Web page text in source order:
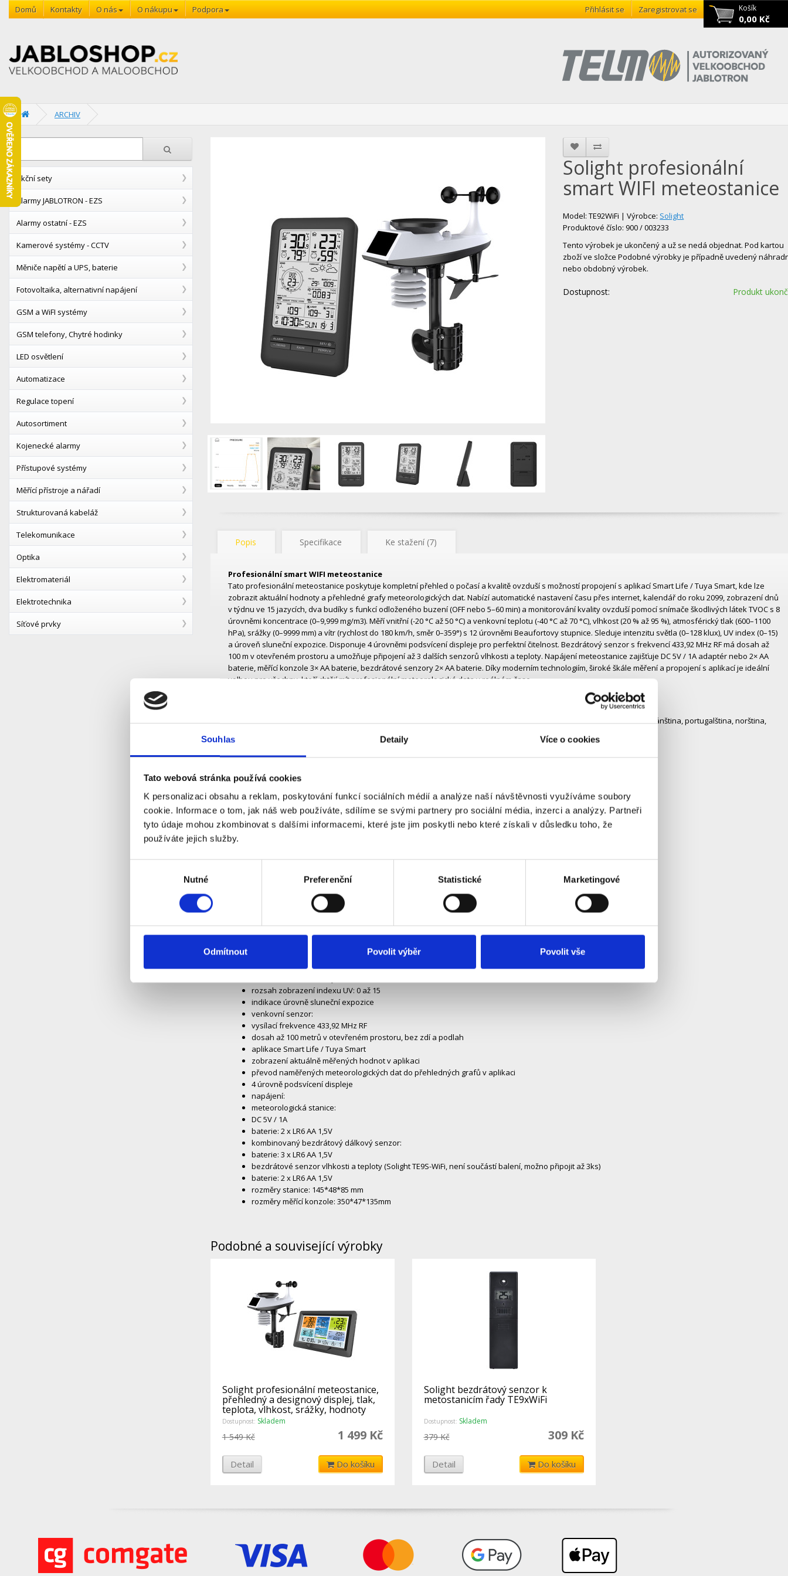
Souhlas Detaily Více o cookies
Tato webová stránka používá cookies
K personalizaci obsahu a reklam, poskytování funkcí sociálních médií a analýze naší návštěvnosti využíváme soubory
cookie. Informace o tom, jak náš web používáte, sdílíme se svými partnery pro sociální média, inzerci a analýzy. Partneři
tyto údaje mohou zkombinovat s dalšími informacemi, které jste jim poskytli nebo které získali v důsledku toho, že
používáte jejich služby.
Nutné Preferenční Statistické Marketingové
Odmítnout Povolit výběr Povolit vše
Košík
0,00 Kč
Domů Kontakty O nás O nákupu Podpora Přihlásit se Zaregistrovat se
ARCHIV
Akční sety
Alarmy JABLOTRON - EZS
Alarmy ostatní - EZS
Kamerové systémy - CCTV
Měniče napětí a UPS, baterie
Fotovoltaika, alternativní napájení
GSM a WiFI systémy
GSM telefony, Chytré hodinky
LED osvětlení
Automatizace
Regulace topení
Autosortiment
Kojenecké alarmy
Přístupové systémy
Měřící přístroje a nářadí
Strukturovaná kabeláž
Telekomunikace
Optika
Elektromateriál
Elektrotechnika
Síťové prvky
Solight profesionální
smart WIFI meteostanice
Model: TE92WiFi | Výrobce: Solight
Produktové číslo: 900 / 003233
Tento výrobek je ukončený a už se nedá objednat. Pod kartou
zboží ve složce Podobné výrobky je případně uvedený
nebo obdobný výrobek.
Dostupnost: Produkt
Popis Specifikace Ke stažení (7)
Profesionální smart WIFI meteostanice
Tato profesionální meteostanice poskytuje kompletní přehled o počasí a kvalitě ovzduší s možností propojení s aplikací Smart Life / Tuya Smart, kde lze
zobrazit aktuální hodnoty a přehledné grafy meteorologických dat. Nabízí automatické nastavení času přes internet, kalendář do roku 2099, zobrazení dnů
v týdnu ve 15 jazycích, dva budíky s funkcí odloženého buzení (OFF nebo 5–60 min) a monitorování kvality ovzduší pomocí snímače škodlivých látek TVOC s 8
úrovněmi koncentrace (0–9,999 mg/m3). Měří vnitřní (-20 °C až 50 °C) a venkovní teplotu (-40 °C až 70 °C), vlhkost (20 % až 95 %), atmosférický tlak (600–1100
hPa), srážky (0–9999 mm) a vítr (rychlost do 180 km/h, směr 0–359°) s 12 úrovněmi Beaufortovy stupnice. Sleduje intenzitu světla (0–128 klux), UV index (0–15)
a úroveň sluneční expozice. Disponuje 4 úrovněmi podsvícení displeje pro perfektní čitelnost. Bezdrátový senzor s frekvencí 433,92 MHz RF má dosah až
100 m v otevřeném prostoru a umožňuje připojení až 3 dalších senzorů vlhkosti a teploty. Napájení meteostanice zajišťuje DC 5V / 1A adaptér nebo 2× AA
baterie, měřící konzole 3× AA baterie, bezdrátové senzory 2× AA baterie. Díky moderním technologiím, široké škále měření a propojení s aplikací je ideální
volbou pro všechny, kteří chtějí mít profesionální meteorologická data v reálném čase.
dny v týdnu v jazycích: čeština, slovenština, angličtina, němčina, francouzština, španělština, italština, holandština, dánština, portugalština, norština,
funkce automatického odložení budíky (OFF nebo 5 - 60min)
snímač obsahu škodlivých látek v ovzduší TVOC 0-9,999mg/m3
8 úrovní koncentrace
teplota:
vnitřní teplota: -20 °C až 50 °C
venkovní teplota: -40 °C až 70 °C
5 úrovní vnitřního a venkovního pocitového komfortu
rozsah měření atmosférického tlaku: 600 až 1100 hPa
rozsah pro měření srážek: 0 až 9999 mm
zobrazení 12 úrovní Beaufortovy stupnice
světelný a UV index
rozsah zobrazení indexu UV: 0 až 15
indikace úrovně sluneční expozice
venkovní senzor:
vysílací frekvence 433,92 MHz RF
dosah až 100 metrů v otevřeném prostoru, bez zdí a podlah
aplikace Smart Life / Tuya Smart
zobrazení aktuálně měřených hodnot v aplikaci
převod naměřených meteorologických dat do přehledných grafů v aplikaci
4 úrovně podsvícení displeje
napájení:
meteorologická stanice:
DC 5V / 1A
baterie: 2 x LR6 AA 1,5V
kombinovaný bezdrátový dálkový senzor:
baterie: 3 x LR6 AA 1,5V
bezdrátové senzor vlhkosti a teploty (Solight TE9S-WiFi, není součástí balení, možno připojit až 3ks)
baterie: 2 x LR6 AA 1,5V
rozměry stanice: 145*48*85 mm
rozměry měřící konzole: 350*47*135mm
Podobné a související výrobky
Solight profesionální meteostanice,
přehledný a designový displej, tlak,
teplota, vlhkost, srážky, hodnoty
větru
Dostupnost: Skladem
1 499 Kč
1 549 Kč
Detail Do košíku
Solight bezdrátový senzor k
metostanicím řady TE9xWiFi
Dostupnost: Skladem
309 Kč
379 Kč
Detail Do košíku